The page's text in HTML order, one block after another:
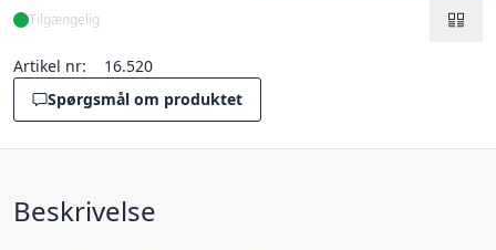
Tilgængelig
Artikel nr:
16.520
Spørgsmål om produktet
Beskrivelse